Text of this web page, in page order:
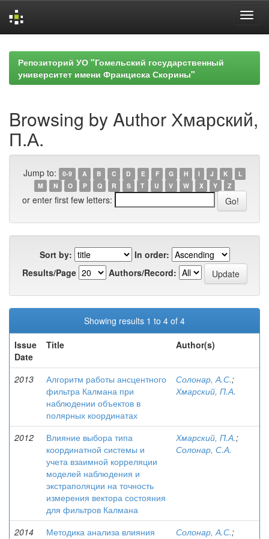
navigationРепозиторий УО "Гомельский государственный
университет имени Франциска Скорины"
Browsing by Author Хмарский,
П.А.
Jump to: 0-9 A B C D E F G H I J K
L
M
N O P Q R S T U V W X Y Z
or enter first few letters:
Sort by:
In order:
Results/Page
Authors/Record:
Showing results 1 to 4 of 4
Issue
Date
Title Author(s)
2013
Алгоритм работы ансцентного
фильтра Калмана при
наблюдении объектов в
полярных координатах
Солонар, А.С.;
Хмарский, П.А.
2012
Влияние выбора типа
координатной системы и
учета взаимной корреляции
моделей наблюдения и
экстраполяции на точность
измерения вектора состояния
для фильтров Калмана
Хмарский, П.А.;
Солонар, С.А.
2014
Методика анализа влияния
Солонар, А.С.;